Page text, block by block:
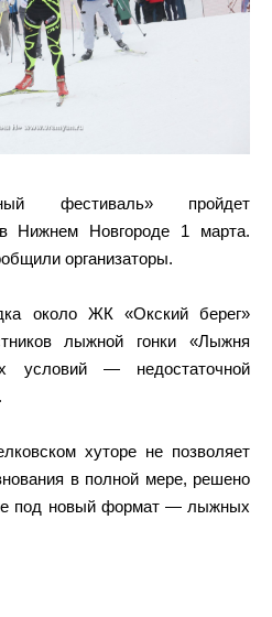
фестиваль» пройдет
Нижнем Новгороде 1 марта.
организаторы.
около ЖК «Окский берег»
лыжной гонки «Лыжня
условий — недостаточной
хуторе не позволяет
в полной мере, решено
под новый формат — лыжных